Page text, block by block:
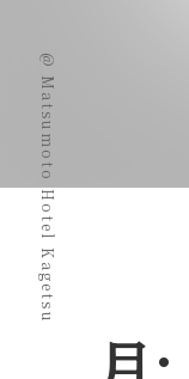
@ Matsumoto Hotel Kagetsu